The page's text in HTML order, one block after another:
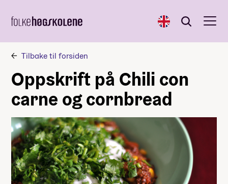
English Søk
Søk
Tilbake til forsiden
Oppskrift på Chili con
carne og cornbread